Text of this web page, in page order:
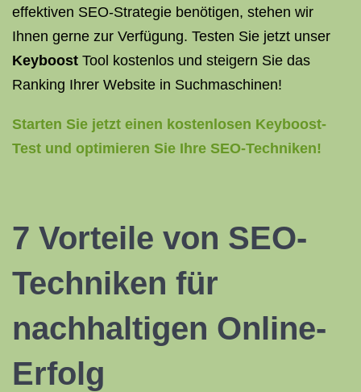
effektiven SEO-Strategie benötigen, stehen wir
Ihnen gerne zur Verfügung. Testen Sie jetzt unser
Keyboost Tool kostenlos und steigern Sie das
Ranking Ihrer Website in Suchmaschinen!
Starten Sie jetzt einen kostenlosen Keyboost-
Test und optimieren Sie Ihre SEO-Techniken!
7 Vorteile von SEO-
Techniken für
nachhaltigen Online-
Erfolg